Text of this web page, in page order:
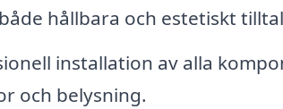
hållbara och estetiskt
installation av alla
och belysning.